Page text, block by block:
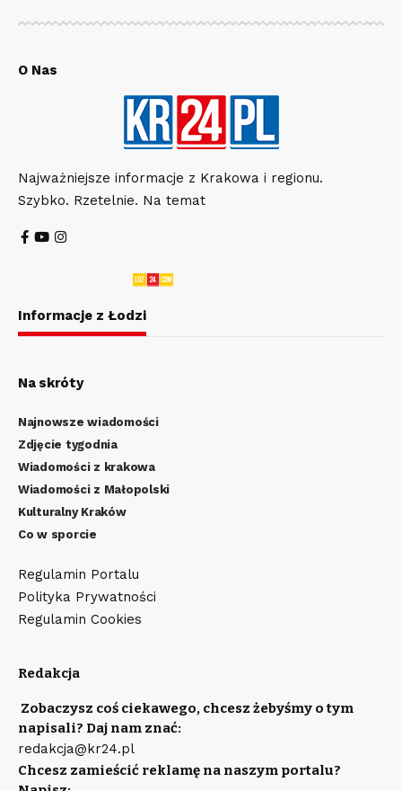
O Nas
Najważniejsze informacje z Krakowa i regionu.
Szybko. Rzetelnie. Na temat
Informacje z Łodzi
Na skróty
Najnowsze wiadomości
Zdjęcie tygodnia
Wiadomości z krakowa
Wiadomości z Małopolski
Kulturalny Kraków
Co w sporcie
Regulamin Portalu
Polityka Prywatności
Regulamin Cookies
Redakcja
Zobaczysz coś ciekawego, chcesz żebyśmy o tym
napisali? Daj nam znać:
redakcja@kr24.pl
Chcesz zamieścić reklamę na naszym portalu?